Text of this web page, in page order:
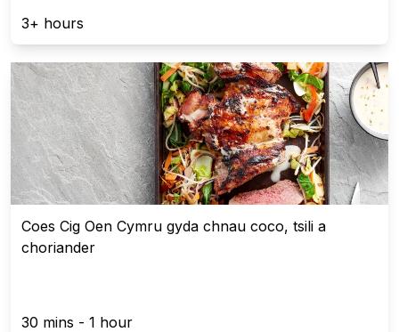
3+ hours
Coes Cig Oen Cymru gyda chnau coco, tsili a
choriander
30 mins - 1 hour